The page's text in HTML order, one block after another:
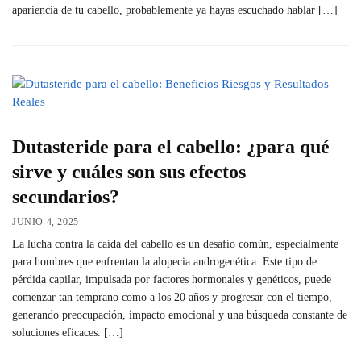
apariencia de tu cabello, probablemente ya hayas escuchado hablar […]
Dutasteride para el cabello: ¿para qué
sirve y cuáles son sus efectos
secundarios?
JUNIO 4, 2025
La lucha contra la caída del cabello es un desafío común, especialmente
para hombres que enfrentan la alopecia androgenética. Este tipo de
pérdida capilar, impulsada por factores hormonales y genéticos, puede
comenzar tan temprano como a los 20 años y progresar con el tiempo,
generando preocupación, impacto emocional y una búsqueda constante de
soluciones eficaces. […]